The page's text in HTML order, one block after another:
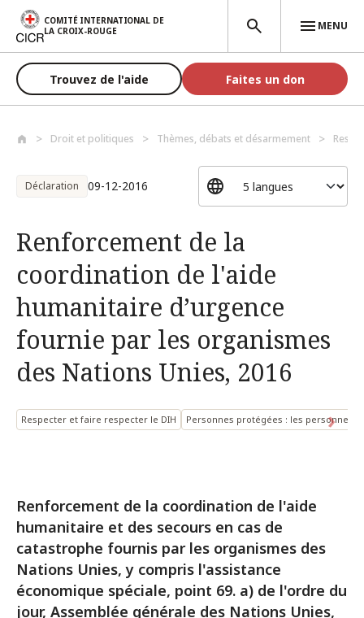
Aller au contenu principal
COMITÉ INTERNATIONAL DE
LA CROIX-ROUGE
MENU
Trouvez de l'aide Faites un don
Droit et politiques Thèmes, débats et désarmement
Déclaration 09-12-2016
Renforcement de la
coordination de l'aide
humanitaire d’urgence
fournie par les organismes
des Nations Unies, 2016
Respecter et faire respecter le DIH Personnes protégées : les personnes
Renforcement de la coordination de l'aide
humanitaire et des secours en cas de
catastrophe fournis par les organismes des
Nations Unies, y compris l'assistance
économique spéciale, point 69. a) de l'ordre du
jour, Assemblée générale des Nations Unies,